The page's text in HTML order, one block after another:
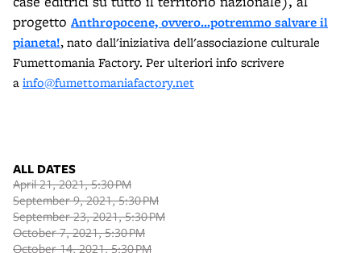
progetto Anthropocene, ovvero...potremmo salvare il
pianeta!, nato dall'iniziativa dell'associazione culturale
Fumettomania Factory. Per ulteriori info scrivere
ainfo@fumettomaniafactory.net
ALL DATES
April 21, 2021, 5:30 PM
September 9, 2021, 5:30 PM
September 23, 2021, 5:30 PM
October 7, 2021, 5:30 PM
October 14, 2021, 5:30 PM